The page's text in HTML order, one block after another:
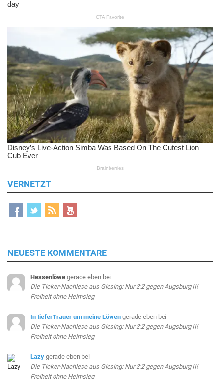
VERNETZT
NEUESTE KOMMENTARE
Hessenlöwe gerade eben bei
Die Ticker-Nachlese aus Giesing: Nur 2:2 gegen Augsburg II!
Freiheit ohne Heimsieg
In tieferTrauer um meine Löwen gerade eben bei
Die Ticker-Nachlese aus Giesing: Nur 2:2 gegen Augsburg II!
Freiheit ohne Heimsieg
Lazy gerade eben bei
Die Ticker-Nachlese aus Giesing: Nur 2:2 gegen Augsburg II!
Freiheit ohne Heimsieg